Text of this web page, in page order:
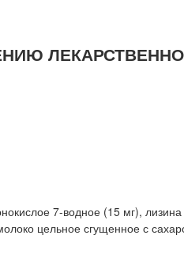
7-водное (15 мг),
цельное сгущенное с